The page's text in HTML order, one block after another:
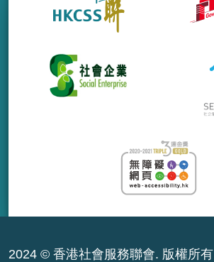
2024 © 香港社會服務聯會. 版權所有